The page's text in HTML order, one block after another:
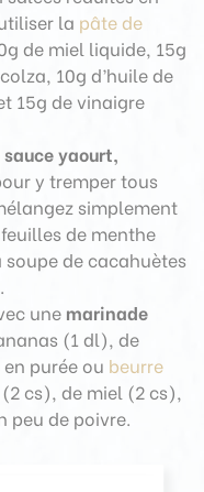
la pâte de
de miel liquide, 15g
10g d’huile de
15g de vinaigre
sauce yaourt,
y tremper tous
simplement
de menthe
de cacahuètes
une marinade
(1 dl), de
purée ou beurre
(2 cs), de miel (2 cs),
peu de poivre.